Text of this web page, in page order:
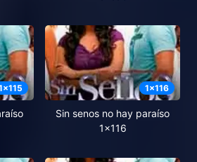
x115 1x116
Sin senos no hay paraíso
1x116